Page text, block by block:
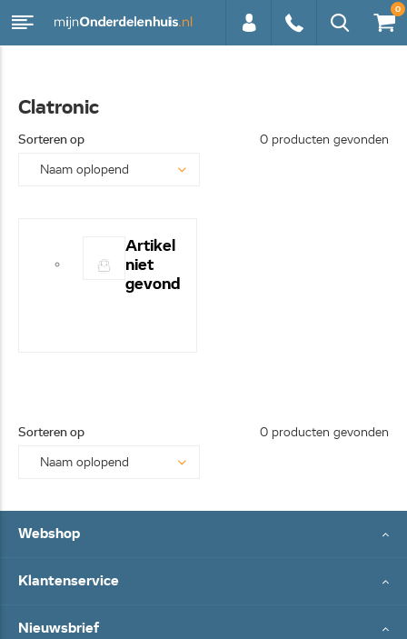
250628
0
Clatronic
Sorteren op 0 producten gevonden
Artikel
niet
gevond
Sorteren op 0 producten gevonden
Webshop
Klantenservice
Nieuwsbrief